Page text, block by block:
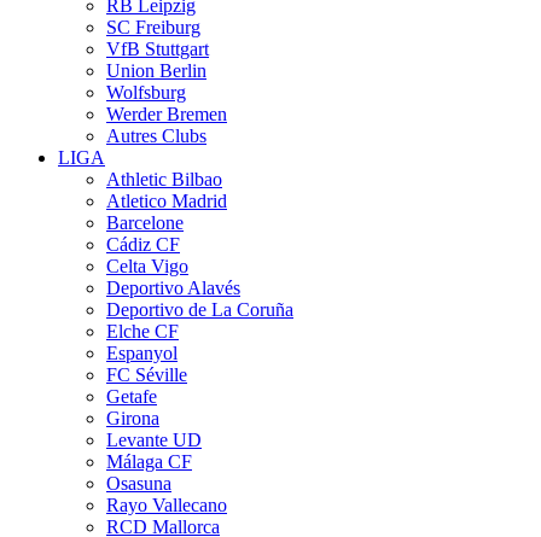
RB Leipzig
SC Freiburg
VfB Stuttgart
Union Berlin
Wolfsburg
Werder Bremen
Autres Clubs
LIGA
Athletic Bilbao
Atletico Madrid
Barcelone
Cádiz CF
Celta Vigo
Deportivo Alavés
Deportivo de La Coruña
Elche CF
Espanyol
FC Séville
Getafe
Girona
Levante UD
Málaga CF
Osasuna
Rayo Vallecano
RCD Mallorca